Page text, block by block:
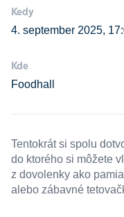
Kedy
4. september 2025,
Kde
Foodhall
Tentokrát si spolu
do ktorého si môžete
z dovolenky ako
alebo zábavné